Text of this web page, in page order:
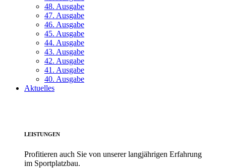
48. Ausgabe
47. Ausgabe
46. Ausgabe
45. Ausgabe
44. Ausgabe
43. Ausgabe
42. Ausgabe
41. Ausgabe
40. Ausgabe
Aktuelles
LEISTUNGEN
Profitieren auch Sie von unserer langjährigen Erfahrung
im Sportplatzbau.